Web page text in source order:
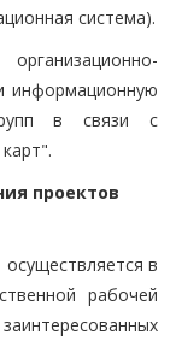
система).
информационную
в связи с
проектов
в
рабочей